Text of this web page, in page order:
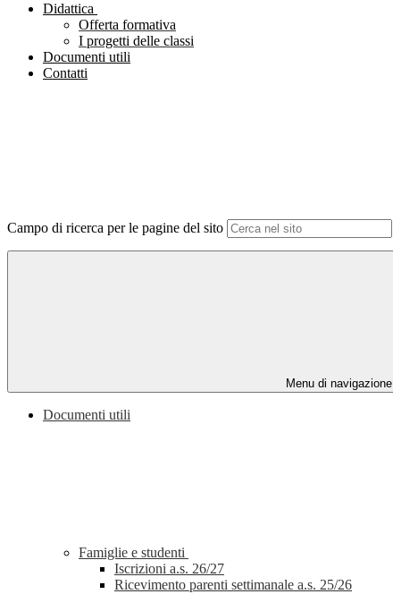
Didattica
Offerta formativa
I progetti delle classi
Documenti utili
Contatti
Campo di ricerca per le pagine del sito
Menu di navigazione
Documenti utili
Famiglie e studenti
Iscrizioni a.s. 26/27
Ricevimento parenti settimanale a.s. 25/26